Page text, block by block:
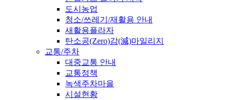
도시농업
청소/쓰레기/재활용 안내
새활용플라자
탄소공(Zero)감(減)마일리지
교통/주차
대중교통 안내
교통정책
녹색주차마을
시설현황